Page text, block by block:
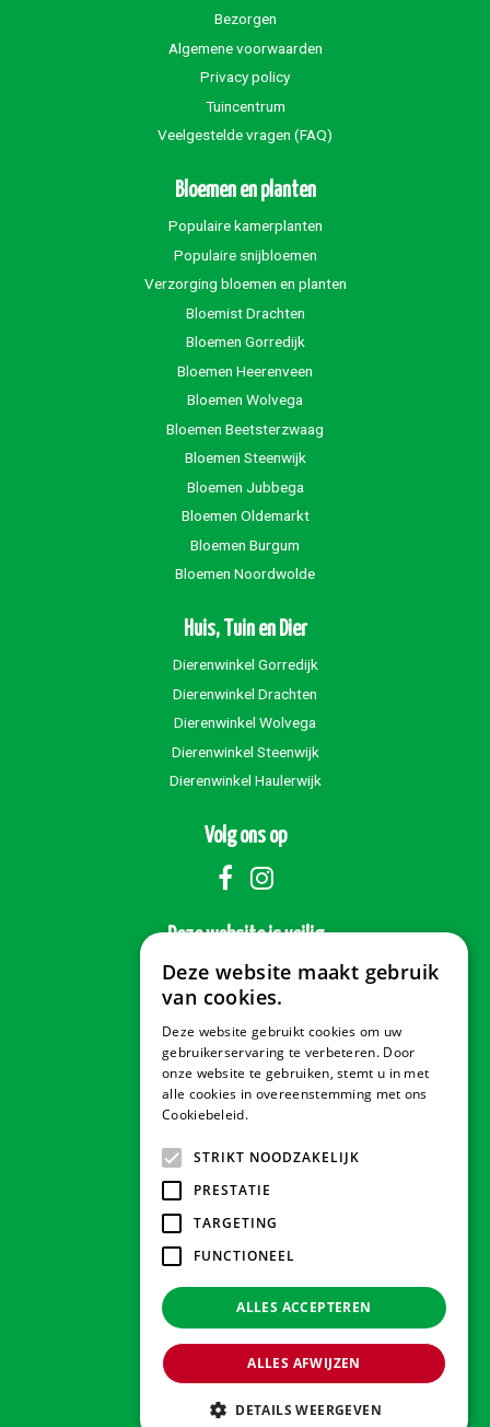
Bezorgen
Algemene voorwaarden
Privacy policy
Tuincentrum
Veelgestelde vragen (FAQ)
Bloemen en planten
Populaire kamerplanten
Populaire snijbloemen
Verzorging bloemen en planten
Bloemist Drachten
Bloemen Gorredijk
Bloemen Heerenveen
Bloemen Wolvega
Bloemen Beetsterzwaag
Bloemen Steenwijk
Bloemen Jubbega
Bloemen Oldemarkt
Bloemen Burgum
Bloemen Noordwolde
Huis, Tuin en Dier
Dierenwinkel Gorredijk
Dierenwinkel Drachten
Dierenwinkel Wolvega
Dierenwinkel Steenwijk
Dierenwinkel Haulerwijk
Volg ons op
Deze website is veilig
Veilig betalen
Contact & Openingstijden
Tuindorado Gorredijk
Tuindorado Wolvega
Green Solutions
Privacy policy
Deze website maakt gebruik
van cookies.
Deze website gebruikt cookies om uw
gebruikerservaring te verbeteren. Door
onze website te gebruiken, stemt u in met
alle cookies in overeenstemming met ons
Cookiebeleid.
STRIKT NOODZAKELIJK
PRESTATIE
TARGETING
FUNCTIONEEL
ALLES ACCEPTEREN
ALLES AFWIJZEN
DETAILS WEERGEVEN